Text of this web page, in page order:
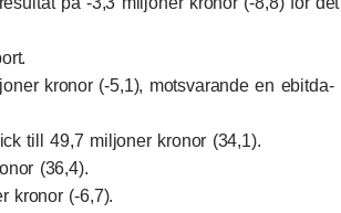
kronor (-5,1), motsvarande en ebitda-
till 49,7 miljoner kronor (34,1).
(36,4).
kronor (-6,7).